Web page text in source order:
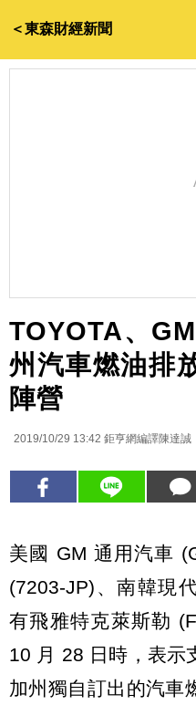
＜東森財經新聞
TOYOTA、
州汽車燃油排
陣營
2019/10/29 13:42 鉅亨網編譯陳達誠
美國 GM 通用汽車
(7203-JP)、南韓現
有飛雅特克萊斯勒
10 月 28 日時，表示
加州獨自訂出的汽車